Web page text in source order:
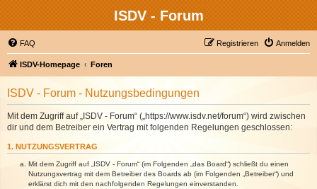
ISDV - Forum
FAQ Anmelden
Registrieren
ISDV-Homepage Foren
ISDV - Forum - Nutzungsbedingungen
Mit dem Zugriff auf „ISDV - Forum“ („https://www.isdv.net/forum“) wird zwischen
dir und dem Betreiber ein Vertrag mit folgenden Regelungen geschlossen:
1. NUTZUNGSVERTRAG
Mit dem Zugriff auf „ISDV - Forum“ (im Folgenden „das Board“) schließt du einen
Nutzungsvertrag mit dem Betreiber des Boards ab (im Folgenden „Betreiber“) und
erklärst dich mit den nachfolgenden Regelungen einverstanden.